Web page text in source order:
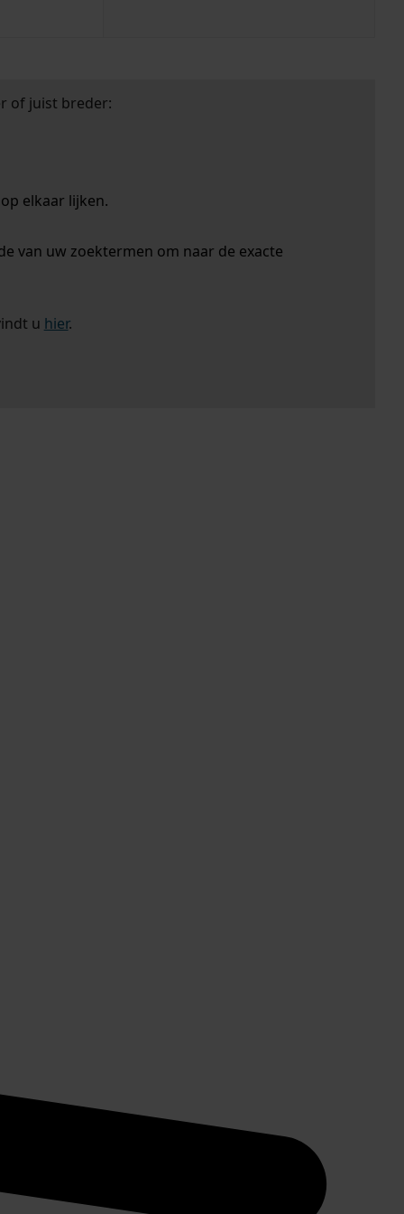
of juist breder:
elkaar lijken.
van uw zoektermen om naar de exacte
u hier.